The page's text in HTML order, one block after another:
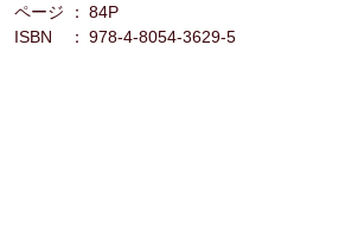
ページ
84P
ISBN
978-4-8054-3629-5